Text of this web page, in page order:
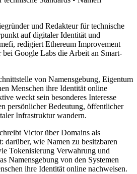
und Redakteur für technische
auf digitaler Identität und
redigiert Ethereum Improvement
bei Google Labs die Arbeit an Smart-
von Namensgebung, Eigentum
Menschen ihre Identität online
weckt sein besonderes Interesse
persönlicher Bedeutung, öffentlicher
Infrastruktur wandern.
Victor über Domains als
darüber, wie Namen zu besitzbaren
Tokenisierung Verwahrung und
Namensgebung von den Systemen
ihre Identität online nachweisen.